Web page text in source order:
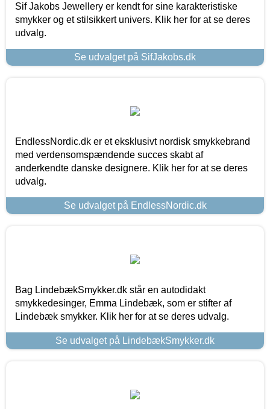
Sif Jakobs Jewellery er kendt for sine karakteristiske
smykker og et stilsikkert univers. Klik her for at se deres
udvalg.
Se udvalget på SifJakobs.dk
EndlessNordic.dk er et eksklusivt nordisk smykkebrand
med verdensomspændende succes skabt af
anderkendte danske designere. Klik her for at se deres
udvalg.
Se udvalget på EndlessNordic.dk
Bag LindebækSmykker.dk står en autodidakt
smykkedesinger, Emma Lindebæk, som er stifter af
Lindebæk smykker. Klik her for at se deres udvalg.
Se udvalget på LindebækSmykker.dk